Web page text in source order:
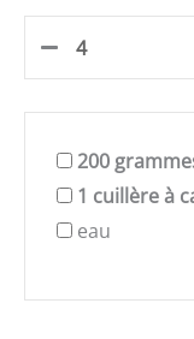
200
1 cuillère à
eau